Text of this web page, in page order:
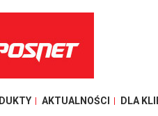
AKTUALNOŚCI DLA